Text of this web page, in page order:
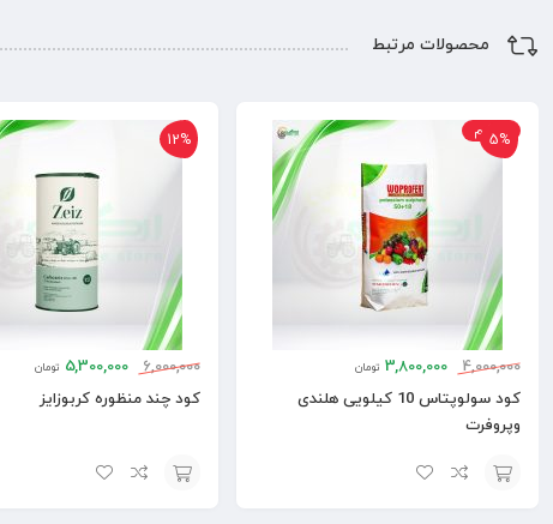
سبد
محصولات مرتبط
5%
10 گرم
4,000,000
3,800,000 تومان
کود سولوپتاس 10 کیلویی هلندی
وپروفرت
12%
6,000,000
5,300,000 تومان
کود چند منظوره کربوزایز